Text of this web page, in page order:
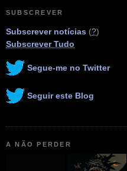
SUBSCREVER
Subscrever notícias (?)
Subscrever Tudo
Segue-me no Twitter
Seguir este Blog
A NÃO PERDER